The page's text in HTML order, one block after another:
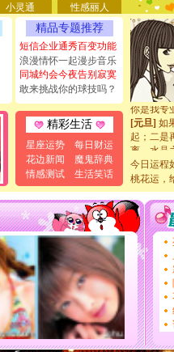
小灵通 性感丽人
精品专题推荐
短信企业通秀百变功能
浪漫情怀一起漫步音乐
同城约会今夜告别寂寞
敢来挑战你的球技吗？
精彩生活
星座运势
每日财运
花边新闻
魔鬼辞典
情感测试
生活笑话
[圣诞节]
能正大光
天都要快
[圣诞节]
如意,快
[元旦]看
断电。爱
你是我专
[元旦] 如
起；二是
离。水晶
[元旦]当
泣，这痛
卖了。水
[春节]风
颜！冬去
道一声
[春节]
传
片叶子
送你一
[圣诞节]
你太多
要平安
[圣诞节]
能正大
今日运程
桃花运，